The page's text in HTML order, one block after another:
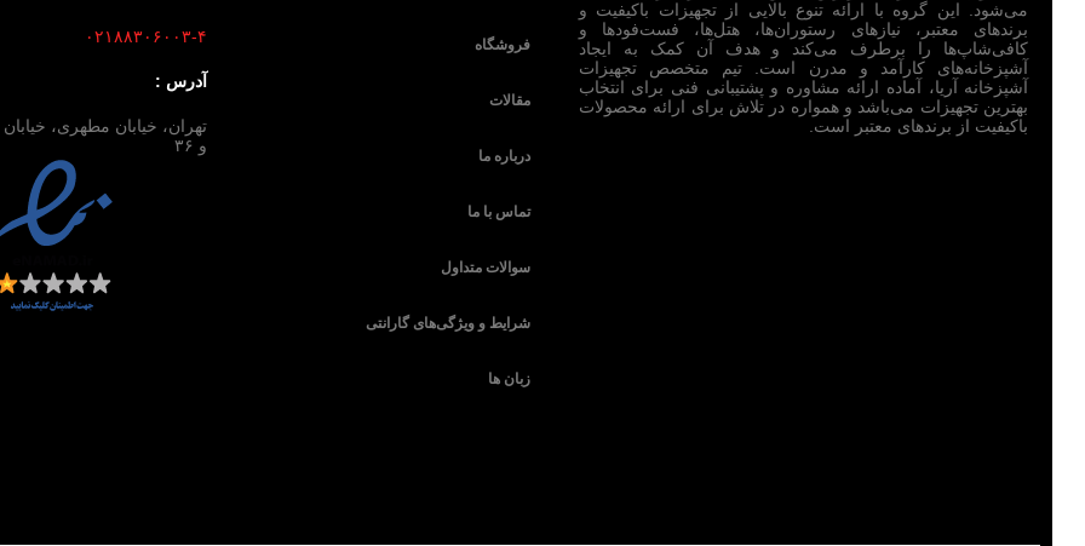
می‌شود. این گروه با ارائه تنوع بالایی از تجهیزات باکیفیت و
برندهای معتبر، نیازهای رستوران‌ها، هتل‌ها، فست‌فودها و
کافی‌شاپ‌ها را برطرف می‌کند و هدف آن کمک به ایجاد
آشپزخانه‌های کارآمد و مدرن است. تیم متخصص تجهیزات
آشپزخانه آریا، آماده ارائه مشاوره و پشتیبانی فنی برای انتخاب
بهترین تجهیزات می‌باشد و همواره در تلاش برای ارائه محصولات
باکیفیت از برندهای معتبر است.
فروشگاه
مقالات
درباره ما
تماس با ما
سوالات متداول
شرایط و ویژگی‌های گارانتی
زبان ها
۰۲۱۸۸۳۰۶۰۰۳-۴
آدرس :
و ۳۶